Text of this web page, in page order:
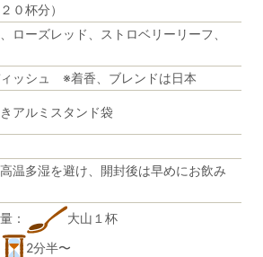
０杯分）
ローズレッド、ストロベリーリーフ、
ッシュ ※着香、ブレンドは日本
アルミスタンド袋
温多湿を避け、開封後は早めにお飲み
：
大山１杯
2分半〜